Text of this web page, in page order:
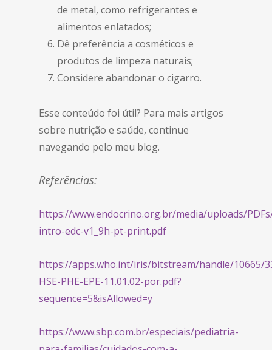
de metal, como refrigerantes e
alimentos enlatados;
Dê preferência a cosméticos e
produtos de limpeza naturais;
Considere abandonar o cigarro.
Esse conteúdo foi útil? Para mais artigos
sobre nutrição e saúde, continue
navegando pelo meu blog.
Referências:
https://www.endocrino.org.br/media/uploads/
intro-edc-v1_9h-pt-print.pdf
https://apps.who.int/iris/bitstream/handle/10665/
HSE-PHE-EPE-11.01.02-por.pdf?
sequence=5&isAllowed=y
https://www.sbp.com.br/especiais/pediatria-